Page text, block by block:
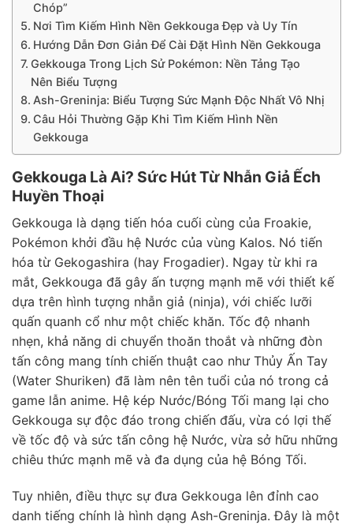
Chóp”
Nơi Tìm Kiếm Hình Nền Gekkouga Đẹp và Uy Tín
Hướng Dẫn Đơn Giản Để Cài Đặt Hình Nền Gekkouga
Gekkouga Trong Lịch Sử Pokémon: Nền Tảng Tạo
Nên Biểu Tượng
Ash-Greninja: Biểu Tượng Sức Mạnh Độc Nhất Vô Nhị
Câu Hỏi Thường Gặp Khi Tìm Kiếm Hình Nền
Gekkouga
Gekkouga Là Ai? Sức Hút Từ Nhẫn Giả Ếch
Huyền Thoại
Gekkouga là dạng tiến hóa cuối cùng của Froakie,
Pokémon khởi đầu hệ Nước của vùng Kalos. Nó tiến
hóa từ Gekogashira (hay Frogadier). Ngay từ khi ra
mắt, Gekkouga đã gây ấn tượng mạnh mẽ với thiết kế
dựa trên hình tượng nhẫn giả (ninja), với chiếc lưỡi
quấn quanh cổ như một chiếc khăn. Tốc độ nhanh
nhẹn, khả năng di chuyển thoăn thoắt và những đòn
tấn công mang tính chiến thuật cao như Thủy Ấn Tay
(Water Shuriken) đã làm nên tên tuổi của nó trong cả
game lẫn anime. Hệ kép Nước/Bóng Tối mang lại cho
Gekkouga sự độc đáo trong chiến đấu, vừa có lợi thế
về tốc độ và sức tấn công hệ Nước, vừa sở hữu những
chiêu thức mạnh mẽ và đa dụng của hệ Bóng Tối.
Tuy nhiên, điều thực sự đưa Gekkouga lên đỉnh cao
danh tiếng chính là hình dạng Ash-Greninja. Đây là một